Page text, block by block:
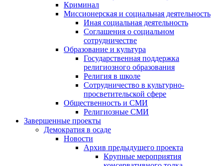
Криминал
Миссионерская и социальная деятельность
Иная социальная деятельность
Соглашения о социальном
сотрудничестве
Образование и культура
Государственная поддержка
религиозного образования
Религия в школе
Сотрудничество в культурно-
просветительской сфере
Общественность и СМИ
Религиозные СМИ
Завершенные проекты
Демократия в осаде
Новости
Архив предыдущего проекта
Крупные мероприятия